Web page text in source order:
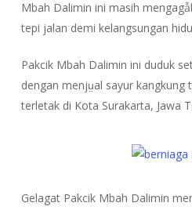
Mbah Dalimin ini masih
tepi jalan demi kelangsungan
Pakcik Mbah Dalimin ini duduk
dengan menjṳal sayur kangkung
terletak di Kota Surakarta, Jawa
Gelagat Pakcik Mbah Dalimin